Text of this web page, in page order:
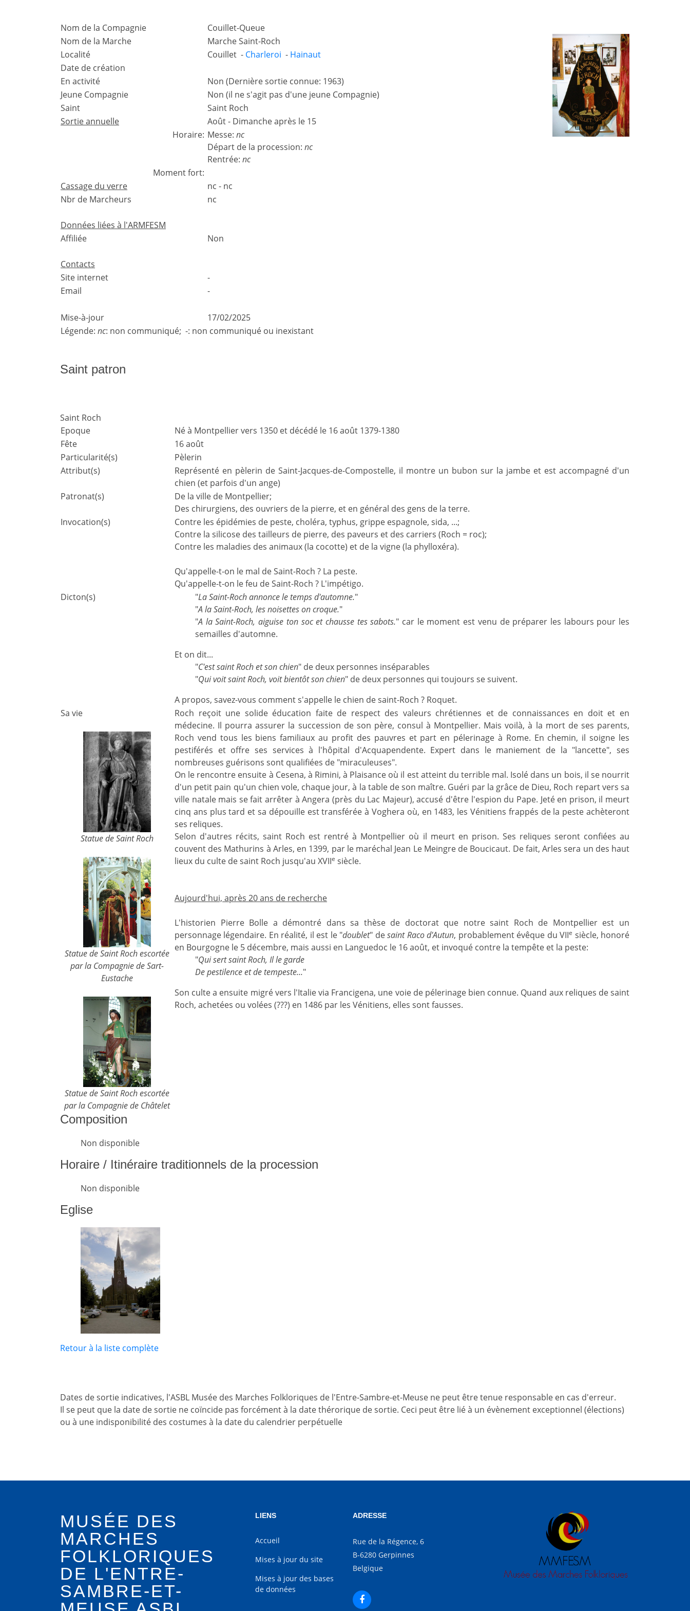
Nom de la Compagnie
Couillet-Queue
Nom de la Marche
Marche Saint-Roch
Localité
Couillet - Charleroi - Hainaut
Date de création
En activité
Non (Dernière sortie connue: 1963)
Jeune Compagnie
Non (il ne s'agit pas d'une jeune Compagnie)
Saint
Saint Roch
Sortie annuelle
Août - Dimanche après le 15
Horaire: Messe: nc
Départ de la procession: nc
Rentrée: nc
Moment fort:
Cassage du verre
nc - nc
Nbr de Marcheurs
nc
Données liées à l'ARMFESM
Affiliée
Non
Contacts
Site internet
-
Email
-
Mise-à-jour
17/02/2025
Légende: nc: non communiqué; -: non communiqué ou inexistant
Saint patron
Saint Roch
Epoque
Né à Montpellier vers 1350 et décédé le 16 août 1379-1380
Fête
16 août
Particularité(s)
Pèlerin
Attribut(s)
Représenté en pèlerin de Saint-Jacques-de-Compostelle, il montre un bubon sur la jambe et est accompagné d'un
chien (et parfois d'un ange)
Patronat(s)
De la ville de Montpellier;
Des chirurgiens, des ouvriers de la pierre, et en général des gens de la terre.
Invocation(s)
Contre les épidémies de peste, choléra, typhus, grippe espagnole, sida, ...;
Contre la silicose des tailleurs de pierre, des paveurs et des carriers (Roch = roc);
Contre les maladies des animaux (la cocotte) et de la vigne (la phylloxéra).
Qu'appelle-t-on le mal de Saint-Roch ? La peste.
Qu'appelle-t-on le feu de Saint-Roch ? L'impétigo.
Dicton(s)
"La Saint-Roch annonce le temps d'automne."
"A la Saint-Roch, les noisettes on croque."
"A la Saint-Roch, aiguise ton soc et chausse tes sabots." car le moment est venu de préparer les labours pour les
semailles d'automne.
Et on dit...
"C'est saint Roch et son chien" de deux personnes inséparables
"Qui voit saint Roch, voit bientôt son chien" de deux personnes qui toujours se suivent.
A propos, savez-vous comment s'appelle le chien de saint-Roch ? Roquet.
Sa vie
Statue de Saint Roch
Statue de Saint Roch escortée
par la Compagnie de Sart-
Eustache
Statue de Saint Roch escortée
par la Compagnie de Châtelet
Roch reçoit une solide éducation faite de respect des valeurs chrétiennes et de connaissances en doit et en
médecine. Il pourra assurer la succession de son père, consul à Montpellier. Mais voilà, à la mort de ses parents,
Roch vend tous les biens familiaux au profit des pauvres et part en pélerinage à Rome. En chemin, il soigne les
pestiférés et offre ses services à l'hôpital d'Acquapendente. Expert dans le maniement de la "lancette", ses
nombreuses guérisons sont qualifiées de "miraculeuses".
On le rencontre ensuite à Cesena, à Rimini, à Plaisance où il est atteint du terrible mal. Isolé dans un bois, il se nourrit
d'un petit pain qu'un chien vole, chaque jour, à la table de son maître. Guéri par la grâce de Dieu, Roch repart vers sa
ville natale mais se fait arrêter à Angera (près du Lac Majeur), accusé d'être l'espion du Pape. Jeté en prison, il meurt
cinq ans plus tard et sa dépouille est transférée à Voghera où, en 1483, les Vénitiens frappés de la peste achèteront
ses reliques.
Selon d'autres récits, saint Roch est rentré à Montpellier où il meurt en prison. Ses reliques seront confiées au
couvent des Mathurins à Arles, en 1399, par le maréchal Jean Le Meingre de Boucicaut. De fait, Arles sera un des haut
lieux du culte de saint Roch jusqu'au XVIIe siècle.
Aujourd'hui, après 20 ans de recherche
L'historien Pierre Bolle a démontré dans sa thèse de doctorat que notre saint Roch de Montpellier est un
personnage légendaire. En réalité, il est le "doublet" desaint Raco d'Autun, probablement évêque du VIIe siècle, honoré
en Bourgogne le 5 décembre, mais aussi en Languedoc le 16 août, et invoqué contre la tempête et la peste:
"Qui sert saint Roch, Il le garde
De pestilence et de tempeste..."
Son culte a ensuite migré vers l'Italie via Francigena, une voie de pélerinage bien connue. Quand aux reliques de saint
Roch, achetées ou volées (???) en 1486 par les Vénitiens, elles sont fausses.
Composition
Non disponible
Horaire / Itinéraire traditionnels de la procession
Non disponible
Eglise
Retour à la liste complète
Dates de sortie indicatives, l'ASBL Musée des Marches Folkloriques de l'Entre-Sambre-et-Meuse ne peut être tenue responsable en cas d'erreur.
Il se peut que la date de sortie ne coïncide pas forcément à la date thérorique de sortie. Ceci peut être lié à un évènement exceptionnel (élections)
ou à une indisponibilité des costumes à la date du calendrier perpétuelle
MUSÉE DES
MARCHES
FOLKLORIQUES
DE L'ENTRE-
SAMBRE-ET-
LIENS
Accueil
Mises à jour du site
Mises à jour des bases
de données
ADRESSE
Rue de la Régence, 6
B-6280 Gerpinnes
Belgique